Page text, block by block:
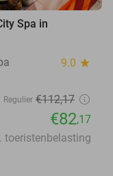
Spa in
9.0 star
Regulier €112,17
€82,17
toeristenbelasting